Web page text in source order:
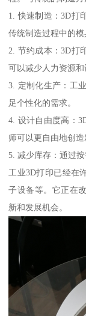
1. 快速制造：3D打
传统制造过程中的模
2. 节约成本：3D打
可以减少人力资源和
3. 定制化生产：工
足个性化的需求。
4. 设计自由度高：
师可以更自由地创造
5. 减少库存：通过
工业3D打印已经在
子设备等。它正在
新和发展机会。